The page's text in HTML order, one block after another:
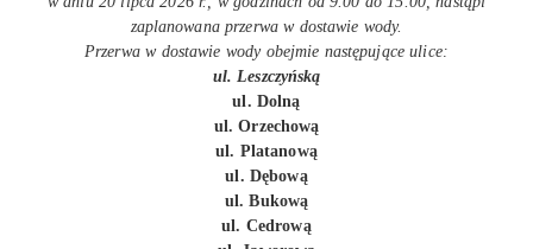
zaplanowana przerwa w dostawie wody.
Przerwa w dostawie wody obejmie następujące ulice:
ul. Leszczyńską
ul. Dolną
ul. Orzechową
ul. Platanową
ul. Dębową
ul. Bukową
ul. Cedrową